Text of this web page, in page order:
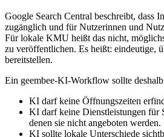
Google Search Central beschreibt, dass
zugänglich und für Nutzerinnen und
Für lokale KMU heißt das nicht,
zu veröffentlichen. Es heißt: eindeutige,
bereitstellen.
Ein geembee-KI-Workflow sollte
KI darf keine Öffnungszeiten
KI darf keine Dienstleistungen für
denen sie nicht angeboten werden.
KI sollte lokale Unterschiede